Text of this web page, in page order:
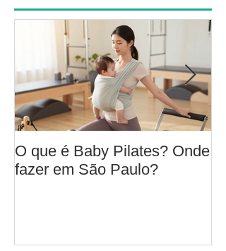
O que é Baby Pilates? Onde
fazer em São Paulo?